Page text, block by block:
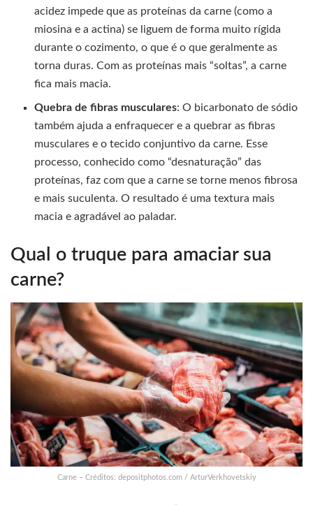
acidez impede que as proteínas da carne (como a
miosina e a actina) se liguem de forma muito rígida
durante o cozimento, o que é o que geralmente as
torna duras. Com as proteínas mais “soltas”, a carne
fica mais macia.
Quebra de fibras musculares: O bicarbonato de sódio
também ajuda a enfraquecer e a quebrar as fibras
musculares e o tecido conjuntivo da carne. Esse
processo, conhecido como “desnaturação” das
proteínas, faz com que a carne se torne menos fibrosa
e mais suculenta. O resultado é uma textura mais
macia e agradável ao paladar.
Qual o truque para amaciar sua
carne?
Carne – Créditos: depositphotos.com / ArturVerkhovetskiy